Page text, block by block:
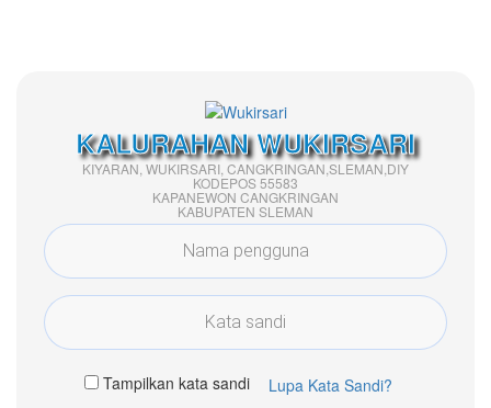
KALURAHAN WUKIRSARI
KIYARAN, WUKIRSARI, CANGKRINGAN,SLEMAN,DIY
KODEPOS 55583
KAPANEWON CANGKRINGAN
KABUPATEN SLEMAN
Tampilkan kata sandi Lupa Kata Sandi?